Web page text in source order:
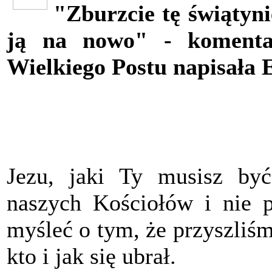
"Zburzcie tę
ją na nowo" -
Wielkiego Postu napisała
Jezu, jaki Ty musisz
naszych Kościołów i nie
myśleć o tym, że
kto i jak się ubrał.